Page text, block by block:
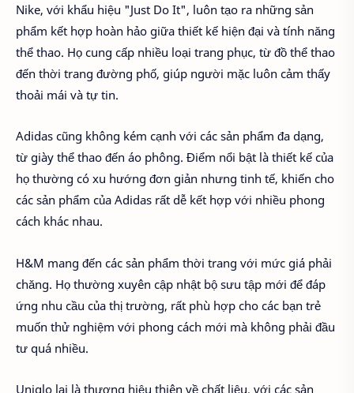
Nike, với khẩu hiệu "Just Do It", luôn tạo ra những sản
phẩm kết hợp hoàn hảo giữa thiết kế hiện đại và tính năng
thể thao. Họ cung cấp nhiều loại trang phục, từ đồ thể thao
đến thời trang đường phố, giúp người mặc luôn cảm thấy
thoải mái và tự tin.
Adidas cũng không kém cạnh với các sản phẩm đa dạng,
từ giày thể thao đến áo phông. Điểm nổi bật là thiết kế của
họ thường có xu hướng đơn giản nhưng tinh tế, khiến cho
các sản phẩm của Adidas rất dễ kết hợp với nhiều phong
cách khác nhau.
H&M mang đến các sản phẩm thời trang với mức giá phải
chăng. Họ thường xuyên cập nhật bộ sưu tập mới để đáp
ứng nhu cầu của thị trường, rất phù hợp cho các bạn trẻ
muốn thử nghiệm với phong cách mới mà không phải đầu
tư quá nhiều.
Uniqlo lại là thương hiệu thiên về chất liệu, với các sản